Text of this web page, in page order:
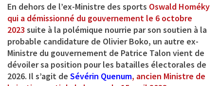
En dehors de l’ex-Ministre des sports Oswald Homéky
qui a démissionné du gouvernement le 6 octobre
2023 suite à la polémique nourrie par son soutien à la
probable candidature de Olivier Boko, un autre ex-
Ministre du gouvernement de Patrice Talon vient de
dévoiler sa position pour les batailles électorales de
2026. Il s’agit de Sévérin Quenum, ancien Ministre de